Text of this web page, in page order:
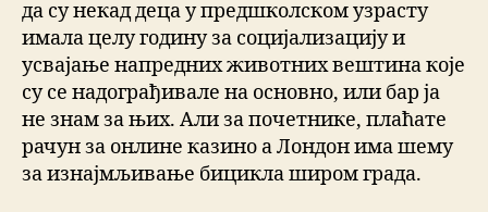
да су некад деца у предшколском узрасту
имала целу годину за социјализацију и
усвајање напредних животних вештина које
су се надограђивале на основно, или бар ја
не знам за њих. Али за почетнике, плаћате
рачун за онлине казино а Лондон има шему
за изнајмљивање бицикла широм града.